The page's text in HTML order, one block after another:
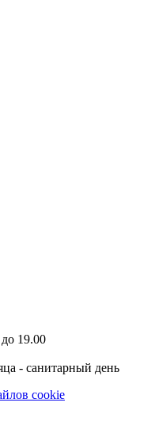
19.00
- санитарный день
cookie